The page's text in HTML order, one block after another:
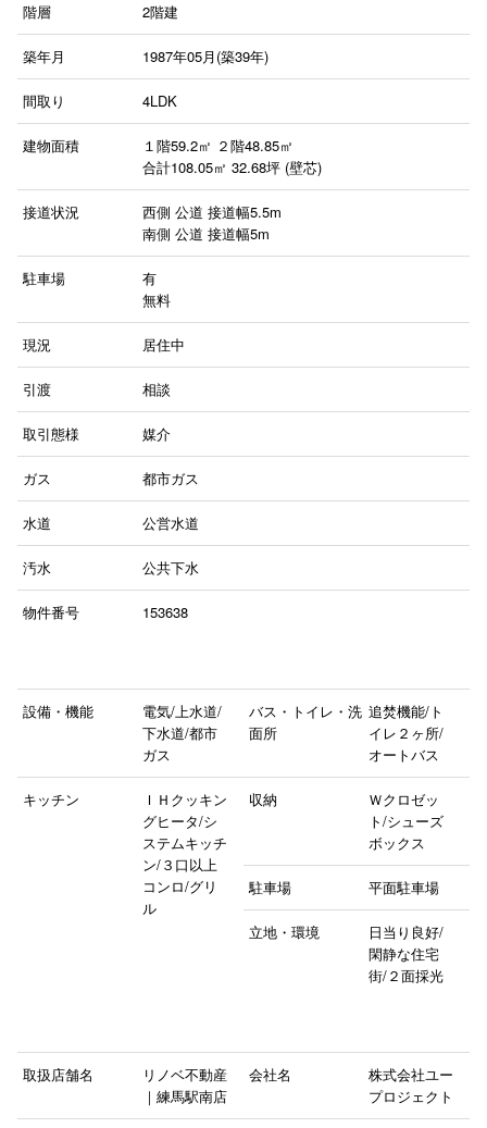
階層 2階建
築年月 1987年05月(築39年)
間取り 4LDK
建物面積 １階59.2㎡ ２階48.85㎡
合計108.05㎡ 32.68坪 (壁芯)
接道状況
西側 公道 接道幅5.5m
南側 公道 接道幅5m
駐車場
有
無料
現況 居住中
引渡 相談
取引態様 媒介
ガス 都市ガス
水道 公営水道
汚水 公共下水
物件番号 153638
設備・機能
電気/上水道/
下水道/都市
ガス
バス・トイレ・洗
面所
追焚機能/ト
イレ２ヶ所/
オートバス
キッチン
ＩＨクッキン
グヒータ/シ
ステムキッチ
ン/３口以上
コンロ/グリ
ル
収納
Ｗクロゼッ
ト/シューズ
ボックス
駐車場 平面駐車場
立地・環境
日当り良好/
閑静な住宅
街/２面採光
取扱店舗名
リノベ不動産
｜練馬駅南店
会社名
株式会社ユー
プロジェクト